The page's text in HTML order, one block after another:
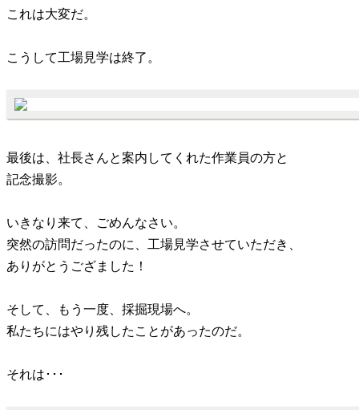
これは大変だ。
こうして工場見学は終了。
最後は、社長さんと案内してくれた作業員の方と
記念撮影。
いきなり来て、ごめんなさい。
突然の訪問だったのに、工場見学させていただき、
ありがとうござました！
そして、もう一度、採掘現場へ。
私たちにはやり残したことがあったのだ。
それは･･･